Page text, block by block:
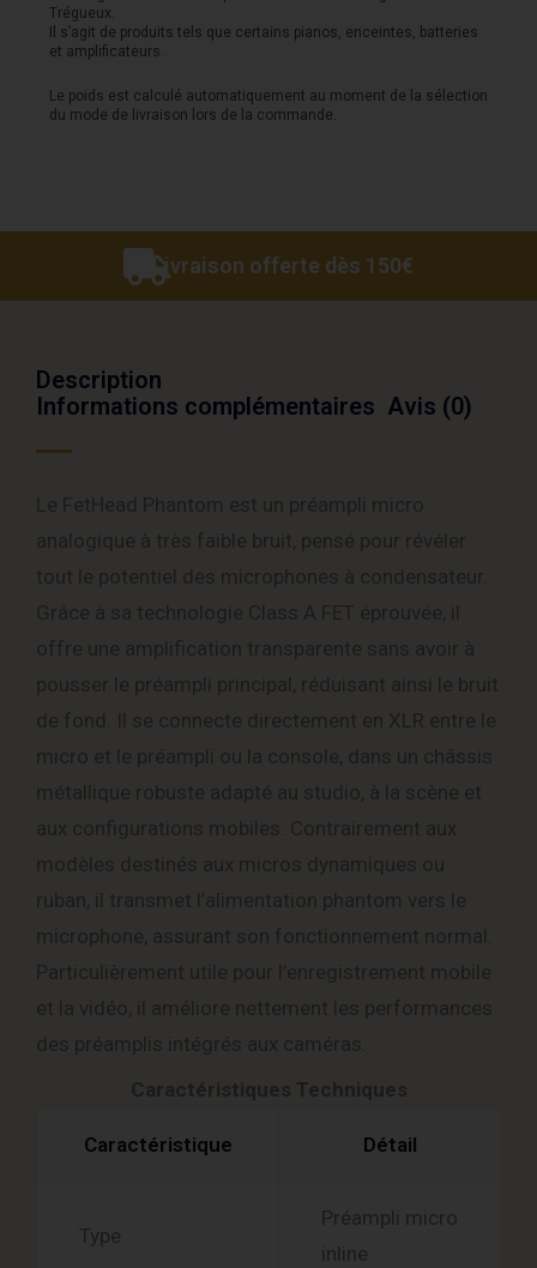
-
Preampli
Trégueux.
Il s’agit de produits tels que certains pianos, enceintes, batteries
et amplificateurs.
Le poids est calculé automatiquement au moment de la sélection
du mode de livraison lors de la commande.
Livraison offerte dès 150€
Description
Informations complémentaires Avis (0)
Caractéristique Détail
Type
Préampli micro
inline